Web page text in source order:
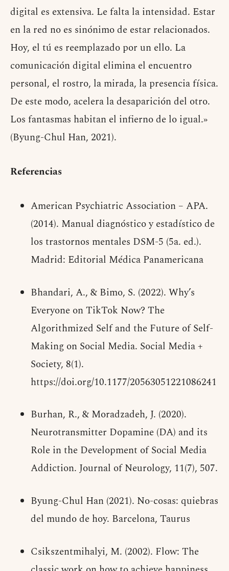
digital es extensiva. Le falta la intensidad. Estar
en la red no es sinónimo de estar relacionados.
Hoy, el tú es reemplazado por un ello. La
comunicación digital elimina el encuentro
personal, el rostro, la mirada, la presencia física.
De este modo, acelera la desaparición del otro.
Los fantasmas habitan el infierno de lo igual.»
(Byung-Chul Han, 2021).
Referencias
American Psychiatric Association – APA.
(2014). Manual diagnóstico y estadístico de
los trastornos mentales DSM-5 (5a. ed.).
Madrid: Editorial Médica Panamericana
Bhandari, A., & Bimo, S. (2022). Why’s
Everyone on TikTok Now? The
Algorithmized Self and the Future of Self-
Making on Social Media. Social Media +
Society, 8(1).
https://doi.org/10.1177/20563051221086241
Burhan, R., & Moradzadeh, J. (2020).
Neurotransmitter Dopamine (DA) and its
Role in the Development of Social Media
Addiction. Journal of Neurology, 11(7), 507.
Byung-Chul Han (2021). No-cosas: quiebras
del mundo de hoy. Barcelona, Taurus
Csikszentmihalyi, M. (2002). Flow: The